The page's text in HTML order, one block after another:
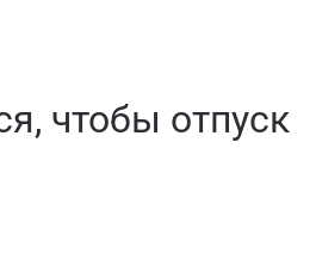
чтобы отпуск